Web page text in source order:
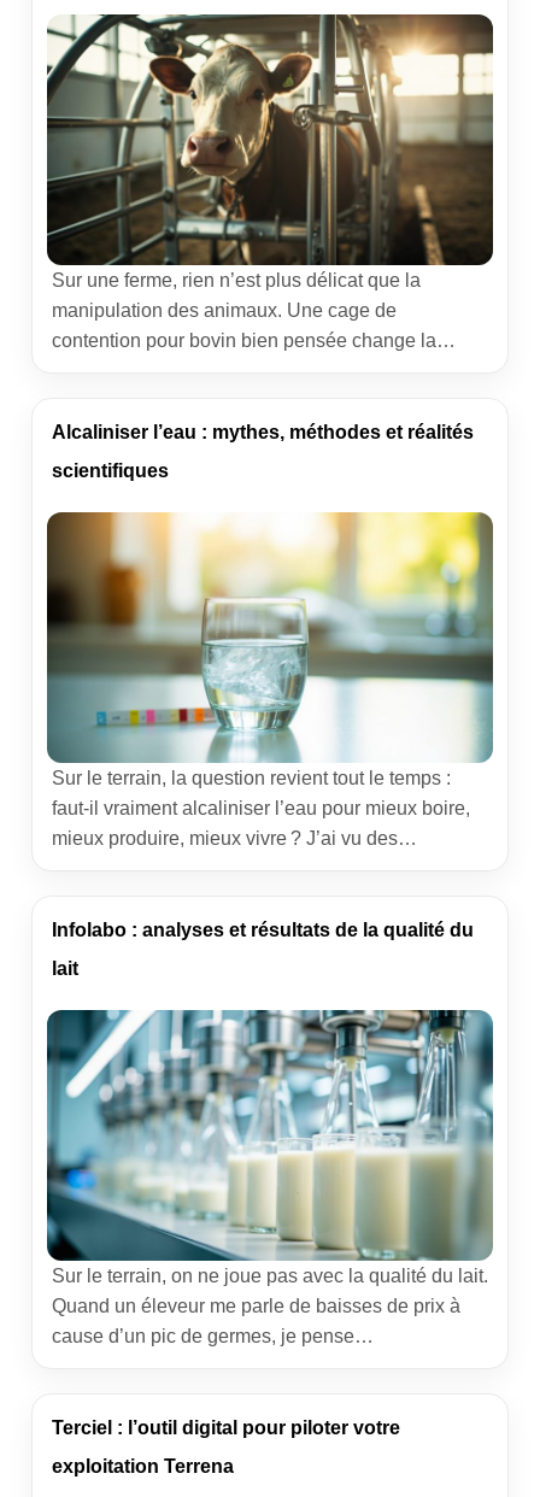
Sur une ferme, rien n’est plus délicat que la
manipulation des animaux. Une cage de
contention pour bovin bien pensée change la
accompagner des exploitations laitières et
allaitantes, j’ai vu l’écart entre une installation
premier […]
Alcaliniser l’eau : mythes, méthodes et réalités
scientifiques
Sur le terrain, la question revient tout le temps :
faut-il vraiment alcaliniser l’eau pour mieux boire,
mieux produire, mieux vivre ? J’ai vu des
au pH-mètre de poche. Entre promesses et
résultats tangibles, l’enjeu est d’y voir clair. Cet
Infolabo : analyses et résultats de la qualité du
lait
Sur le terrain, on ne joue pas avec la qualité du lait.
Quand un éleveur me parle de baisses de prix à
cause d’un pic de germes, je pense
vous alerte et donne de la visibilité sur les
tendances. L’objectif de cet article : […]
Terciel : l’outil digital pour piloter votre
exploitation Terrena